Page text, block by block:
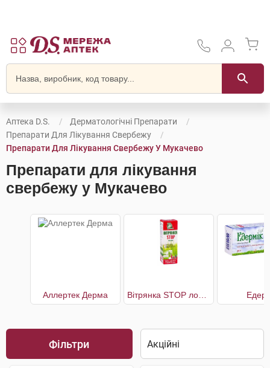
Аптека D.S.
Дерматологічні Препарати
Препарати Для Лікування Свербежу
Препарати Для Лікування Свербежу У Мукачево
Препарати для лікування
свербежу у Мукачево
Аллертек Дерма
Фільтри